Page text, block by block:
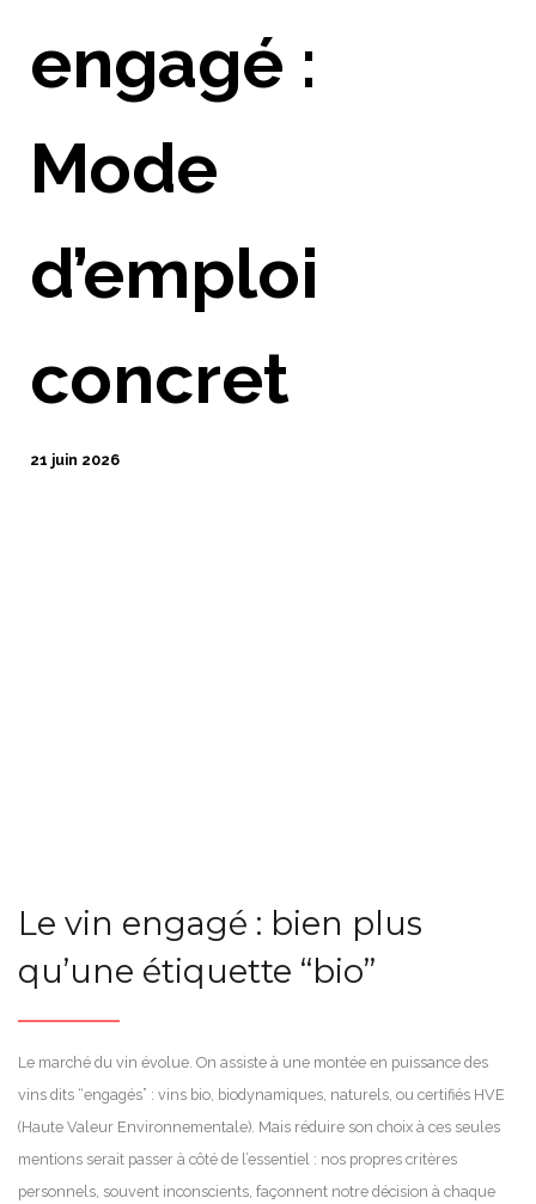
engagé :
Mode
d’emploi
concret
21 juin 2026
Le vin engagé : bien plus
qu’une étiquette “bio”
Le marché du vin évolue. On assiste à une montée en puissance des
vins dits “engagés” : vins bio, biodynamiques, naturels, ou certifiés HVE
(Haute Valeur Environnementale). Mais réduire son choix à ces seules
mentions serait passer à côté de l’essentiel : nos propres critères
personnels, souvent inconscients, façonnent notre décision à chaque